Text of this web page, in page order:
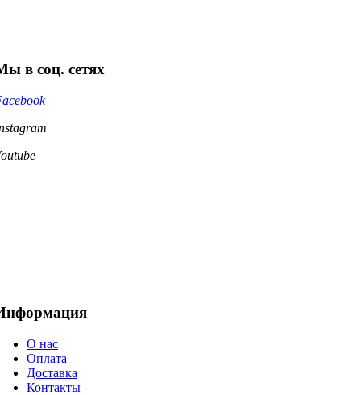
в соц. сетях
О нас
Оплата
Доставка
Контакты